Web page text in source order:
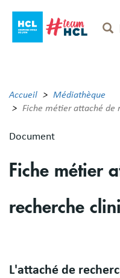
contenu
Accueil
Médiathèque
Fiche métier attaché de
Document
Fiche métier
recherche
Body
L'attaché de